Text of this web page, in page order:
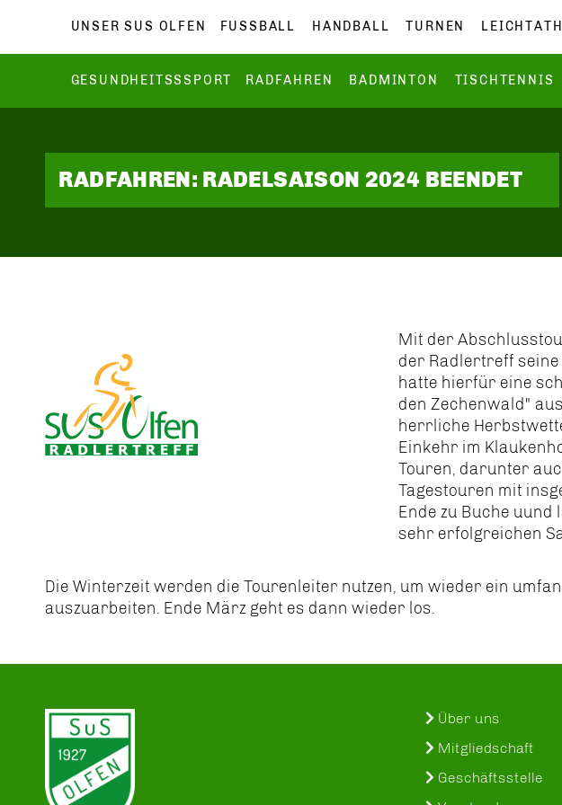
UNSER SUS OLFEN FUSSBALL HANDBALL TURNEN
GESUNDHEITSSSPORT RADFAHREN BADMINTON TISCHTENNIS
RADFAHREN: RADELSAISON 2024 BEENDET
Mit der
der Radlertreff seine
hatte hierfür eine
den Zechenwald"
herrliche
Einkehr im
Touren, darunter
Tagestouren mit
Ende zu Buche
sehr erfolgreichen
Die Winterzeit werden die Tourenleiter nutzen, um wieder ein
auszuarbeiten. Ende März geht es dann wieder los.
Über uns
Mitgliedschaft
Geschäftsstelle